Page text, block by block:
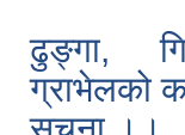
ढुङ्गा,
ग्राभेलको